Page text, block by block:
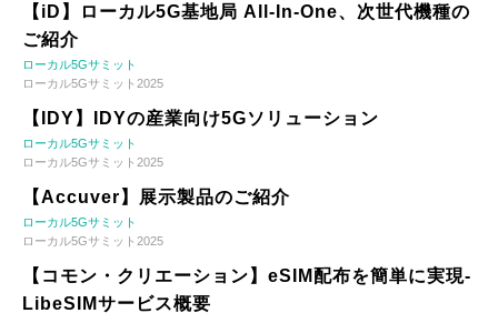
【iD】ローカル5G基地局 All-In-One、次世代機種の
ご紹介
ローカル5Gサミット
ローカル5Gサミット2025
【IDY】IDYの産業向け5Gソリューション
ローカル5Gサミット
ローカル5Gサミット2025
【Accuver】展示製品のご紹介
ローカル5Gサミット
ローカル5Gサミット2025
【コモン・クリエーション】eSIM配布を簡単に実現-
LibeSIMサービス概要